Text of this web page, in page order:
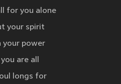
for you alone
your spirit
your power
are all
longs for